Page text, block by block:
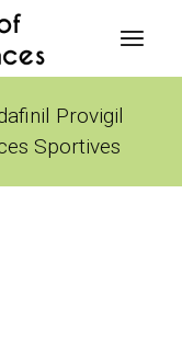
Provigil
Sportives